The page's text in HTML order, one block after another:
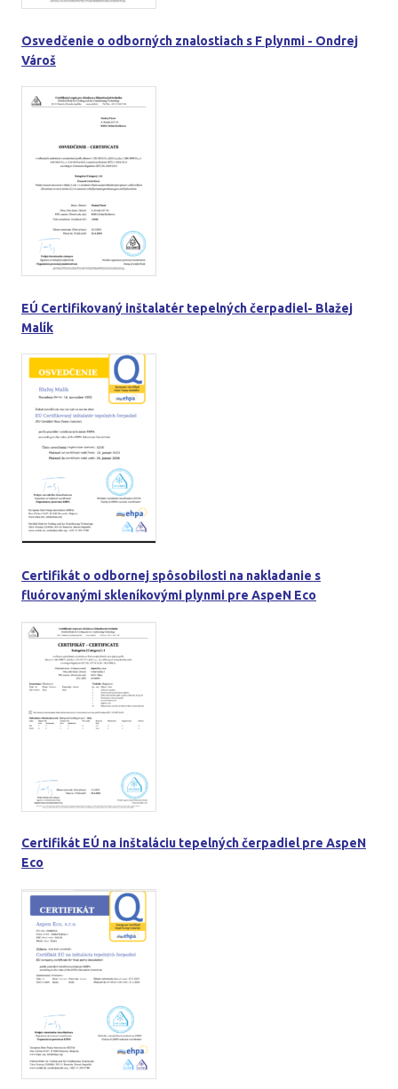
Osvedčenie o odborných znalostiach s F plynmi - Ondrej
Vároš
EÚ Certifikovaný inštalatér tepelných čerpadiel- Blažej
Malík
Certifikát o odbornej spôsobilosti na nakladanie s
fluórovanými skleníkovými plynmi pre AspeN Eco
Certifikát EÚ na inštaláciu tepelných čerpadiel pre AspeN
Eco